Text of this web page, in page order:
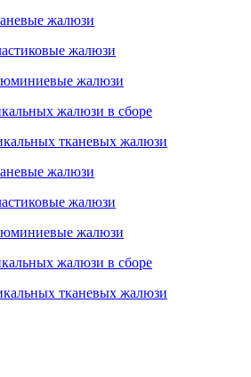
жалюзи
жалюзи
жалюзи
жалюзи в сборе
тканевых жалюзи
жалюзи
жалюзи
жалюзи
жалюзи в сборе
тканевых жалюзи